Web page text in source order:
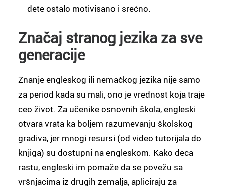
dete ostalo motivisano i srećno.
Značaj stranog jezika za sve
generacije
Znanje engleskog ili nemačkog jezika nije samo
za period kada su mali, ono je vrednost koja traje
ceo život. Za učenike osnovnih škola, engleski
otvara vrata ka boljem razumevanju školskog
gradiva, jer mnogi resursi (od video tutorijala do
knjiga) su dostupni na engleskom. Kako deca
rastu, engleski im pomaže da se povežu sa
vršnjacima iz drugih zemalja, apliciraju za